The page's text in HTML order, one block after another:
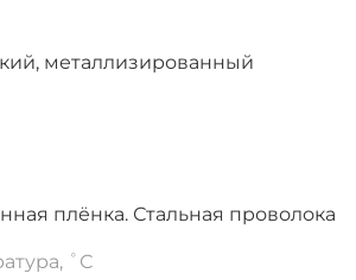
металлизированный
плёнка. Стальная проволока
˚С